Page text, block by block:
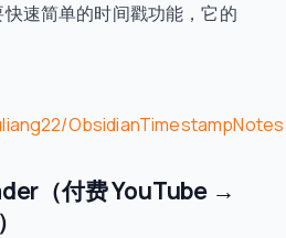
速简单的时间戳功能，它的
ObsidianTimestampNotes
（付费 YouTube →